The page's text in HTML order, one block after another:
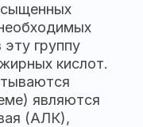
группу
кислот.
являются
(АЛК),